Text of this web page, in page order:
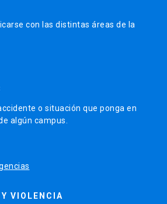
con las distintas áreas de la
o situación que ponga en
algún campus.
VIOLENCIA